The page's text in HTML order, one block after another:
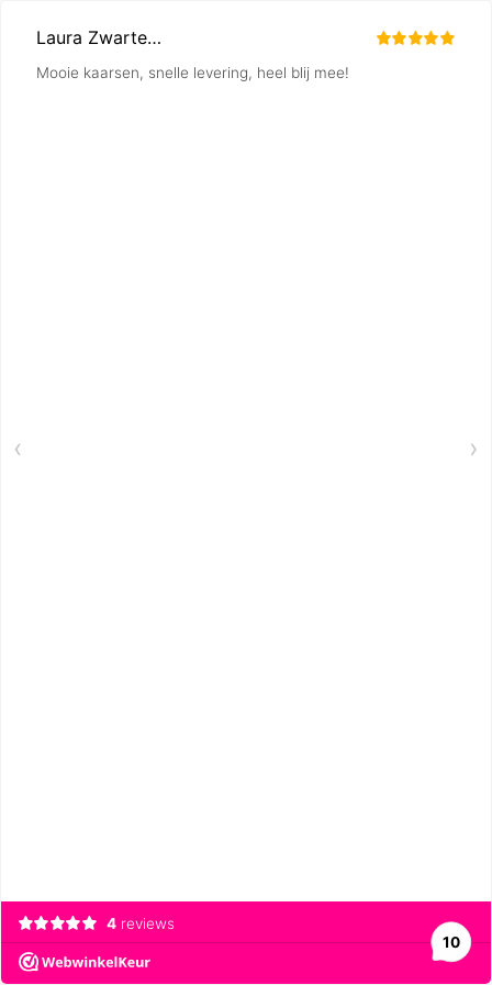
Laura Zwartenkot
Mooie kaarsen, snelle levering, heel blij mee!
‹ ›
4 reviews
10